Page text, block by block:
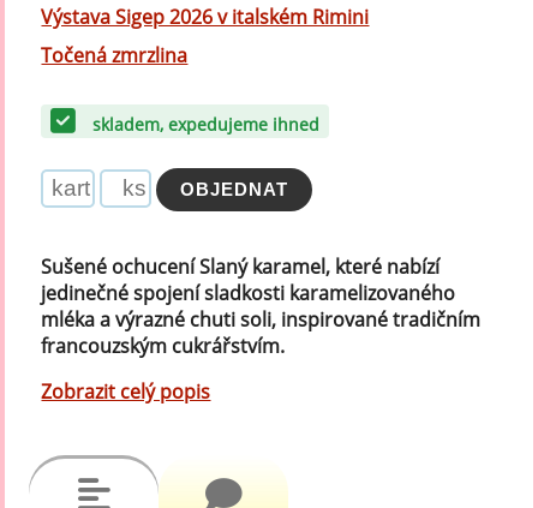
Výstava Sigep 2026 v italském Rimini
Točená zmrzlina
skladem, expedujeme ihned
Sušené ochucení Slaný karamel, které nabízí
jedinečné spojení sladkosti karamelizovaného
mléka a výrazné chuti soli, inspirované tradičním
francouzským cukrářstvím.
Zobrazit celý popis